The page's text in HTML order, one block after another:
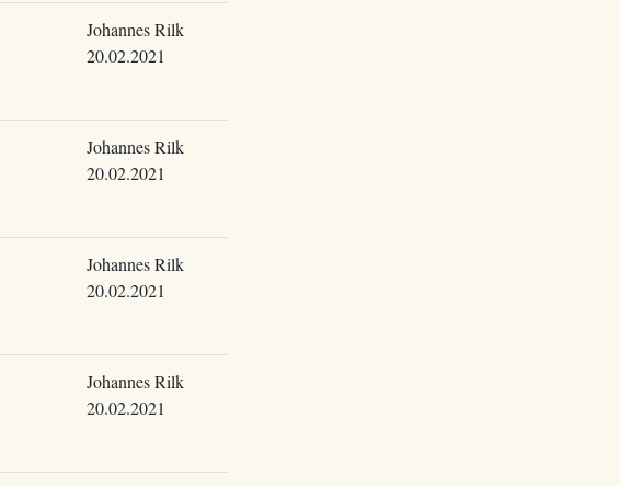
Johannes Rilk
20.02.2021
Johannes Rilk
20.02.2021
Johannes Rilk
20.02.2021
Johannes Rilk
20.02.2021